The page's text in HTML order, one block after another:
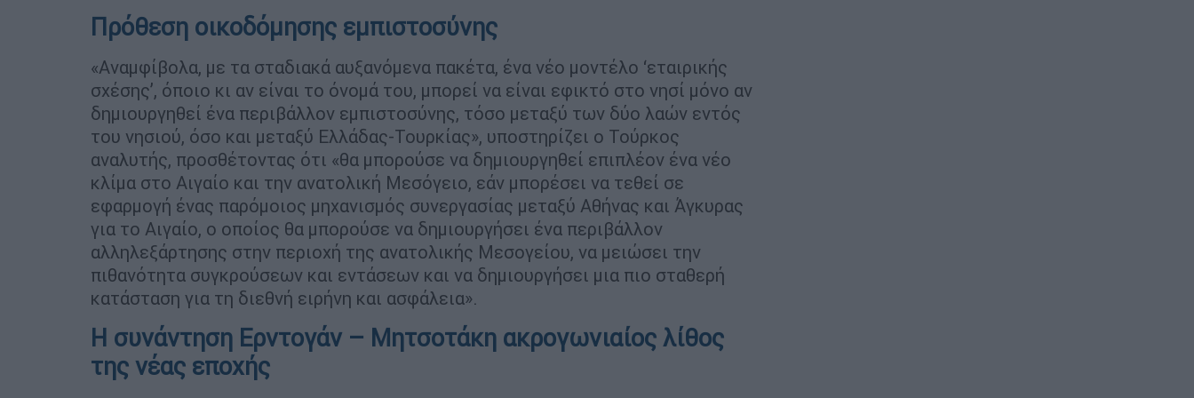
Πρόθεση οικοδόμησης εμπιστοσύνης
«Αναμφίβολα, με τα σταδιακά αυξανόμενα πακέτα, ένα νέο μοντέλο ‘εταιρικής
σχέσης’, όποιο κι αν είναι το όνομά του, μπορεί να είναι εφικτό στο νησί μόνο αν
δημιουργηθεί ένα περιβάλλον εμπιστοσύνης, τόσο μεταξύ των δύο λαών εντός
του νησιού, όσο και μεταξύ Ελλάδας-Τουρκίας», υποστηρίζει ο Τούρκος
αναλυτής, προσθέτοντας ότι «θα μπορούσε να δημιουργηθεί επιπλέον ένα νέο
κλίμα στο Αιγαίο και την ανατολική Μεσόγειο, εάν μπορέσει να τεθεί σε
εφαρμογή ένας παρόμοιος μηχανισμός συνεργασίας μεταξύ Αθήνας και Άγκυρας
για το Αιγαίο, ο οποίος θα μπορούσε να δημιουργήσει ένα περιβάλλον
αλληλεξάρτησης στην περιοχή της ανατολικής Μεσογείου, να μειώσει την
πιθανότητα συγκρούσεων και εντάσεων και να δημιουργήσει μια πιο σταθερή
κατάσταση για τη διεθνή ειρήνη και ασφάλεια».
Η συνάντηση Ερντογάν – Μητσοτάκη ακρογωνιαίος λίθος
της νέας εποχής